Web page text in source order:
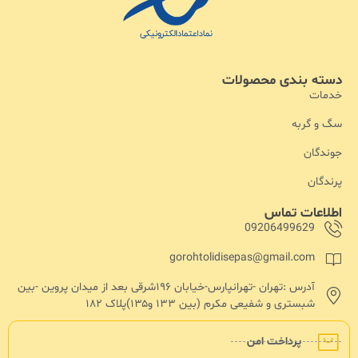
پرداخت امن
اطلاعات تماس
09206499629
gorohtolidisepas@gmail.com
آدرس :تهران -تهرانپارس-خیابان ۱۹۶شرقی بعد از میدان پروین -بین
شبستری و شفیعی مکرم (بین ۱۳۳ و۱۳۵)پلاک ۱۸۲
دسته بندی محصولات
خدمات
سگ و گربه
جوندگان
پرندگان